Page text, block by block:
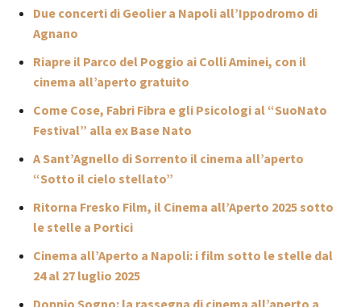
Due concerti di Geolier a Napoli all’Ippodromo di
Agnano
Riapre il Parco del Poggio ai Colli Aminei, con il
cinema all’aperto gratuito
Come Cose, Fabri Fibra e gli Psicologi al “SuoNato
Festival” alla ex Base Nato
A Sant’Agnello di Sorrento il cinema all’aperto
“Sotto il cielo stellato”
Ritorna Fresko Film, il Cinema all’Aperto 2025 sotto
le stelle a Portici
Cinema all’Aperto a Napoli: i film sotto le stelle dal
24 al 27 luglio 2025
Doppio Sogno: la rassegna di cinema all’aperto a